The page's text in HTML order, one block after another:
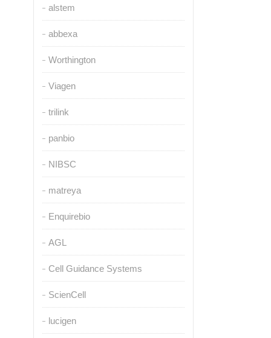
alstem
abbexa
Worthington
Viagen
trilink
panbio
NIBSC
matreya
Enquirebio
AGL
Cell Guidance Systems
ScienCell
lucigen